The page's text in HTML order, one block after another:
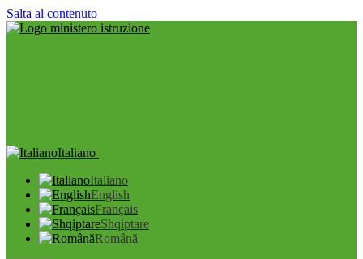
Salta al contenuto
Italiano
Italiano
English
Français
Shqiptare
Română